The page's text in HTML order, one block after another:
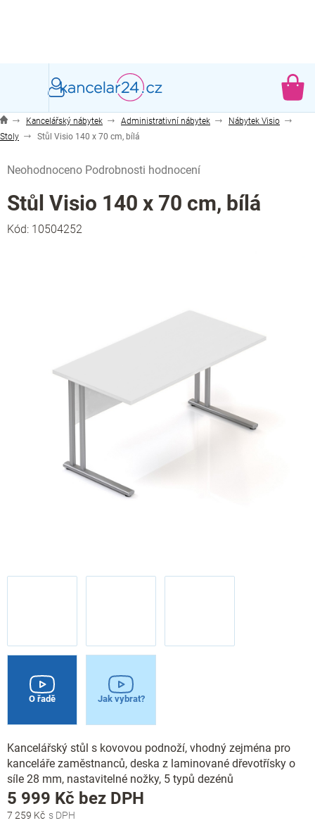
Kancelářský nábytek Administrativní nábytek
Nábytek Visio
Stoly
Stůl Visio 140 x 70 cm, bílá
hodnocení
produktu
je
0,0
Neohodnoceno Podrobnosti hodnocení
Stůl Visio 140 x 70 cm, bílá
Kód: 10504252
O řadě Jak vybrat?
Kancelářský stůl s kovovou podnoží, vhodný zejména pro
kanceláře zaměstnanců, deska z laminované dřevotřísky o
síle 28 mm, nastavitelné nožky, 5 typů dezénů
7 259 Kč
5 999 Kč bez DPH